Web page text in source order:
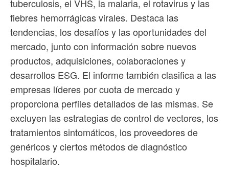
tuberculosis, el VHS, la malaria, el rotavirus y las
fiebres hemorrágicas virales. Destaca las
tendencias, los desafíos y las oportunidades del
mercado, junto con información sobre nuevos
productos, adquisiciones, colaboraciones y
desarrollos ESG. El informe también clasifica a las
empresas líderes por cuota de mercado y
proporciona perfiles detallados de las mismas. Se
excluyen las estrategias de control de vectores, los
tratamientos sintomáticos, los proveedores de
genéricos y ciertos métodos de diagnóstico
hospitalario.